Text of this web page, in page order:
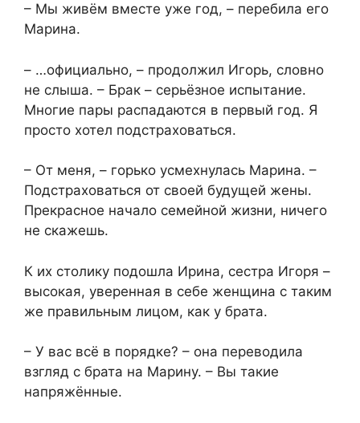
– Мы живём вместе уже год, – перебила его
Марина.
– …официально, – продолжил Игорь, словно
не слыша. – Брак – серьёзное испытание.
Многие пары распадаются в первый год. Я
просто хотел подстраховаться.
– От меня, – горько усмехнулась Марина. –
Подстраховаться от своей будущей жены.
Прекрасное начало семейной жизни, ничего
не скажешь.
К их столику подошла Ирина, сестра Игоря –
высокая, уверенная в себе женщина с таким
же правильным лицом, как у брата.
– У вас всё в порядке? – она переводила
взгляд с брата на Марину. – Вы такие
напряжённые.